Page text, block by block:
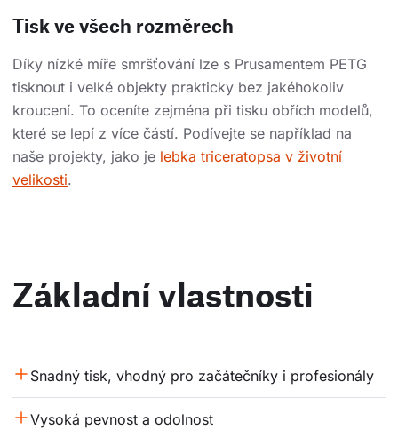
Tisk ve všech rozměrech
Díky nízké míře smršťování lze s Prusamentem PETG
tisknout i velké objekty prakticky bez jakéhokoliv
kroucení. To oceníte zejména při tisku obřích modelů,
které se lepí z více částí. Podívejte se například na
naše projekty, jako je lebka triceratopsa v životní
velikosti.
Základní vlastnosti
Snadný tisk, vhodný pro začátečníky i profesionály
Vysoká pevnost a odolnost